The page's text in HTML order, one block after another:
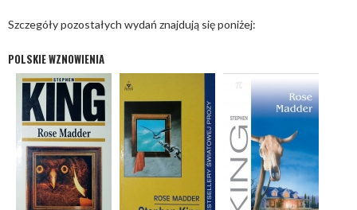
Szczegóły pozostałych wydań znajdują się poniżej:
POLSKIE WZNOWIENIA